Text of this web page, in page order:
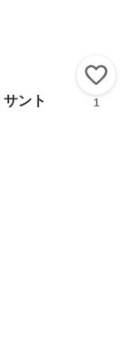
ント
1